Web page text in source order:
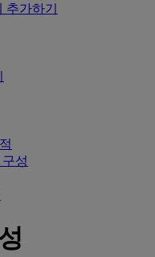
추가하기
성